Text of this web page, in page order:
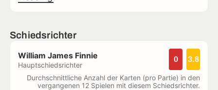
Schiedsrichter
William James Finnie
Hauptschiedsrichter
0 3.8
Durchschnittliche Anzahl der Karten (pro Partie) in den
vergangenen 12 Spielen mit diesem Schiedsrichter.